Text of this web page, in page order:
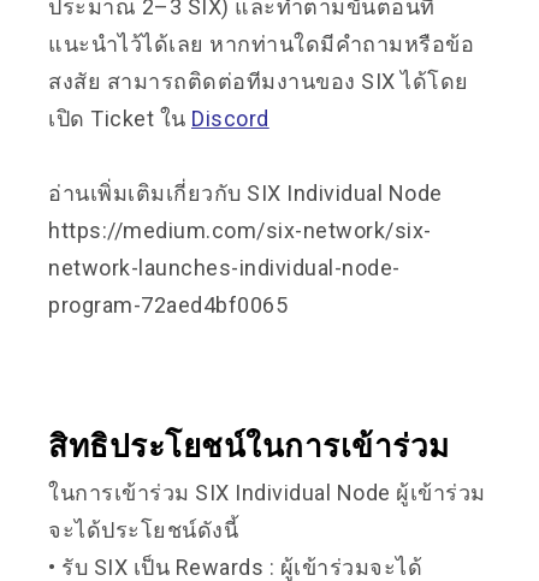
ประมาณ 2–3 SIX) และทำตามขั้นตอนที่
แนะนำไว้ได้เลย หากท่านใดมีคำถามหรือข้อ
สงสัย สามารถติดต่อทีมงานของ SIX ได้โดย
เปิด Ticket ใน Discord
อ่านเพิ่มเติมเกี่ยวกับ SIX Individual Node
https://medium.com/six-network/six-
network-launches-individual-node-
program-72aed4bf0065
สิทธิประโยชน์ในการเข้าร่วม
ในการเข้าร่วม SIX Individual Node ผู้เข้าร่วม
จะได้ประโยชน์ดังนี้
• รับ SIX เป็น Rewards : ผู้เข้าร่วมจะได้